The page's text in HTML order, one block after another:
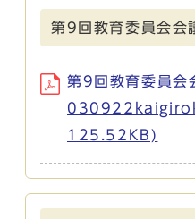
第9回教育委員会会
第9回教育委員会
125.52KB)